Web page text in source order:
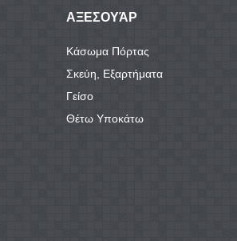
ΑΞΕΣΟΥΆΡ
Κάσωμα Πόρτας
Σκεύη, Εξαρτήματα
Γείσο
Θέτω Υποκάτω